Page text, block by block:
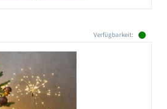
Verfügbarkeit: